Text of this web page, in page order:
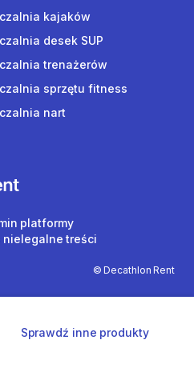
Sprawdź inne produkty
kajaków
desek SUP
trenażerów
sprzętu fitness
nart
© Decathlon Rent
platformy
nielegalne treści